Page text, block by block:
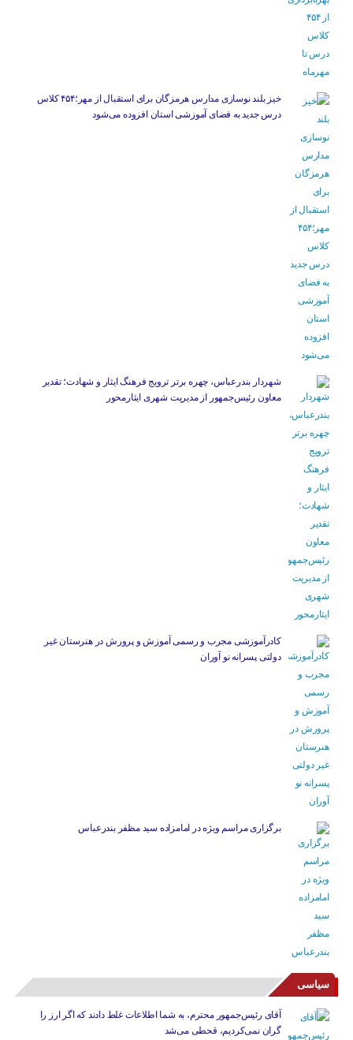
خیز بلند نوسازی مدارس هرمزگان برای استقبال از مهر؛۴۵۴ کلاس
درس جدید به فضای آموزشی استان افزوده می‌شود
شهردار بندرعباس، چهره برتر ترویج فرهنگ ایثار و شهادت؛ تقدیر
معاون رئیس‌جمهور از مدیریت شهری ایثارمحور
کادرآموزشی مجرب و رسمی آموزش و پرورش در هنرستان غیر
دولتی پسرانه نو آوران
برگزاری مراسم ویژه در امامزاده سید مظفر بندرعباس
سیاسی
آقای رئیس‌جمهور محترم، به شما اطلاعات غلط دادند که اگر ارز را
گران نمی‌کردیم، قحطی می‌شد